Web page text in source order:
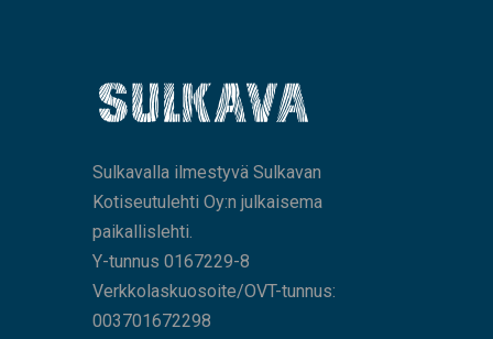
Sulkavalla ilmestyvä Sulkavan
Kotiseutulehti Oy:n julkaisema
paikallislehti.
Y-tunnus 0167229-8
Verkkolaskuosoite/OVT-tunnus:
003701672298